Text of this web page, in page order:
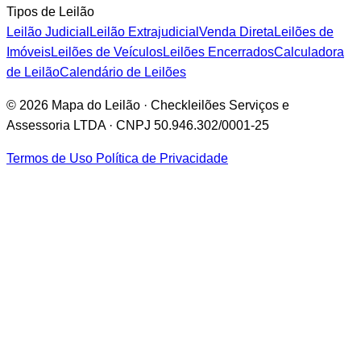
Tipos de Leilão
Leilão Judicial Leilão Extrajudicial Venda Direta Leilões de
ImóveisLeilões de VeículosLeilões EncerradosCalculadora
de LeilãoCalendário de Leilões
© 2026 Mapa do Leilão · Checkleilões Serviços e
Assessoria LTDA · CNPJ 50.946.302/0001-25
Termos de Uso Política de Privacidade